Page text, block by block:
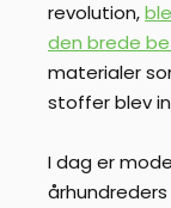
revolution,
den brede
materialer
stoffer blev
I dag er